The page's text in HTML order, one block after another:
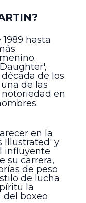
hasta
de los
de las
en
en la
Illustrated' y
influyente
su carrera,
de peso
de lucha
la
del boxeo